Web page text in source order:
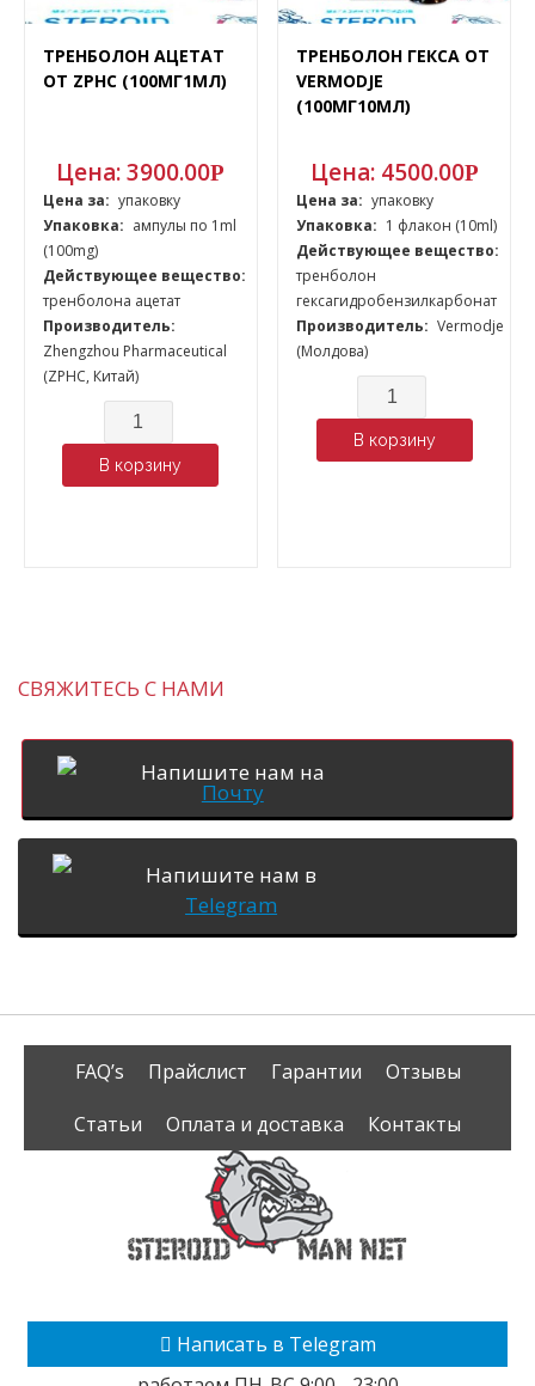
ТРЕНБОЛОН АЦЕТАТ
ОТ ZPHC (100МГ1МЛ)
Цена:3900.00Р
Цена за: упаковку
Упаковка: ампулы по 1ml
(100mg)
Действующее вещество:
тренболона ацетат
Производитель:
Zhengzhou Pharmaceutical
(ZPHC, Китай)
Количество
В корзину
ТРЕНБОЛОН ГЕКСА ОТ
VERMODJE
(100МГ10МЛ)
Цена: 4500.00Р
Цена за: упаковку
Упаковка: 1 флакон (10ml)
Действующее вещество:
тренболон
гексагидробензилкарбонат
Производитель: Vermodje
(Молдова)
Количество
В корзину
СВЯЖИТЕСЬ С НАМИ
Напишите нам на
Почту
Напишите нам в
Telegram
FAQ’s Прайслист Гарантии
Отзывы
Статьи
Оплата и доставка Контакты
Написать в Telegram